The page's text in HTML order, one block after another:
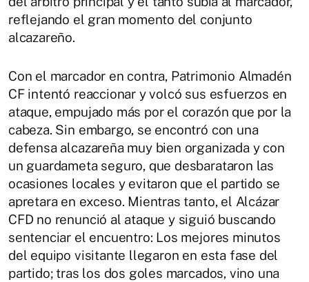
reflejando el gran momento del conjunto
alcazareño.
Con el marcador en contra, Patrimonio Almadén
CF intentó reaccionar y volcó sus esfuerzos en
ataque, empujado más por el corazón que por la
cabeza. Sin embargo, se encontró con una
defensa alcazareña muy bien organizada y con
un guardameta seguro, que desbarataron las
ocasiones locales y evitaron que el partido se
apretara en exceso. Mientras tanto, el Alcázar
CFD no renunció al ataque y siguió buscando
sentenciar el encuentro: Los mejores minutos
del equipo visitante llegaron en esta fase del
partido; tras los dos goles marcados, vino una